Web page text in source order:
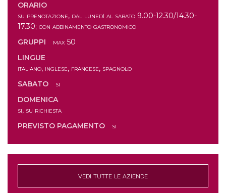
ORARIO
su prenotazione, dal lunedì al sabato 9.00-12.30/14.30-
17.30; con abbinamento gastronomico
GRUPPI
max 50
LINGUE
italiano, inglese, francese, spagnolo
SABATO
si
DOMENICA
si, su richiesta
PREVISTO PAGAMENTO
si
vedi tutte le aziende